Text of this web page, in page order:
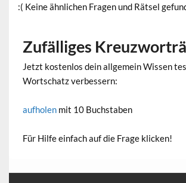
:( Keine ähnlichen Fragen und Rätsel
Zufälliges
Jetzt kostenlos dein allgemein Wissen
Wortschatz verbessern:
aufholen mit 10 Buchstaben
Für Hilfe einfach auf die Frage klicken!